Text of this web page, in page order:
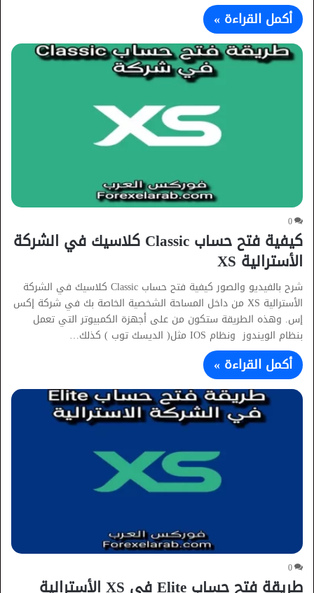
أكمل القراءة »
0
كيفية فتح حساب Classic كلاسيك في الشركة
الأسترالية XS
شرح بالفيديو والصور كيفية فتح حساب Classic كلاسيك في الشركة
الأسترالية XS من داخل المساحة الشخصية الخاصة بك في شركة إكس
إس. وهذه الطريقة ستكون من على أجهزة الكمبيوتر التي تعمل
بنظام الويندوز ونظام IOS مثل( الديسك توب ) كذلك…
أكمل القراءة »
0
طريقة فتح حساب Elite في XS الأسترالية